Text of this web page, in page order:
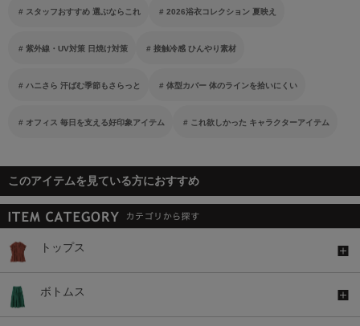
スタッフおすすめ 選ぶならこれ 2026浴衣コレクション 夏映え
紫外線・UV対策 日焼け対策 接触冷感 ひんやり素材
ハニさら 汗ばむ季節もさらっと 体型カバー 体のラインを拾いにくい
オフィス 毎日を支える好印象アイテム これ欲しかった キャラクターアイテム
このアイテムを見ている方におすすめ
トップス
ボトムス